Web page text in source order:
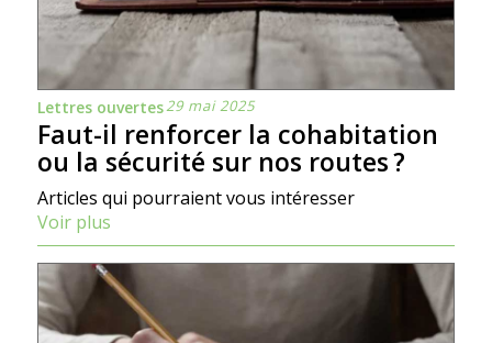
Lettres ouvertes29 mai 2025
Faut-il renforcer la cohabitation
ou la sécurité sur nos routes ?
Articles qui pourraient vous intéresser
Voir plus